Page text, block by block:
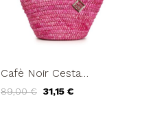
Cafè Noir Cesta
Intrecciata Fuxia
89,00 € 31,15 €